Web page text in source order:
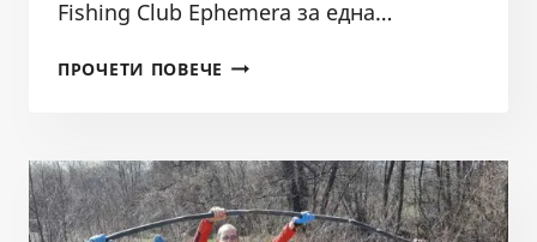
Fishing Club Ephemera за една…
ПРОЧЕТИ ПОВЕЧЕ ПОЧИСТВАНЕ
СЛЕД
ГРАД
КРИЧИМ